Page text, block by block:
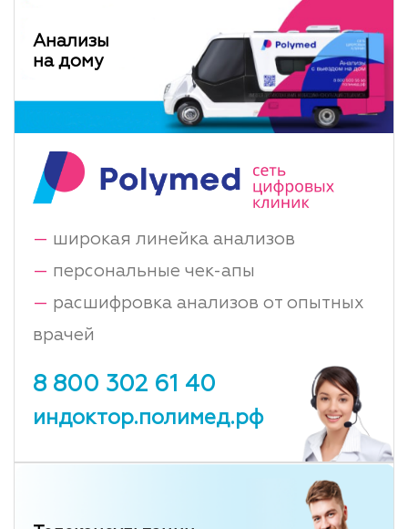
Анализы
на дому
— широкая линейка анализов
— персональные чек-апы
— расшифровка анализов от опытных
врачей
8 800 302 61 40
индоктор.полимед.рф